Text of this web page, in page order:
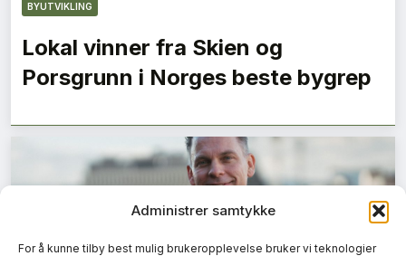
Administrer samtykke
For å kunne tilby best mulig brukeropplevelse bruker vi teknologier
BYUTVIKLING
Lokal vinner fra Skien og
Porsgrunn i Norges beste bygrep